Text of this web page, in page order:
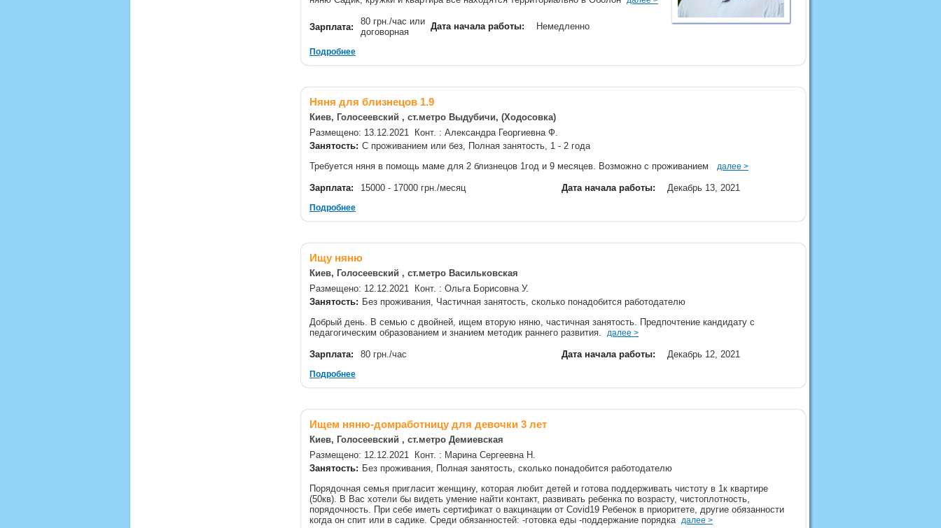
Зарплата:
80 грн./час или
договорная
Дата начала работы: Немедленно
Подробнее
Няня для близнецов 1.9
Киев, Голосеевский , ст.метро Выдубичи, (Ходосовка)
Размещено: 13.12.2021 Конт. : Александра Георгиевна Ф.
Занятость: С проживанием или без, Полная занятость, 1 - 2 года
Требуется няня в помощь маме для 2 близнецов 1год и 9 месяцев. Возможно с проживанием далее >
Зарплата: 15000 - 17000 грн./месяц Дата начала работы: Декабрь 13, 2021
Подробнее
Ищу няню
Киев, Голосеевский , ст.метро Васильковская
Размещено: 12.12.2021 Конт. : Ольга Борисовна У.
Занятость: Без проживания, Частичная занятость, сколько понадобится работодателю
Добрый день. В семью с двойней, ищем вторую няню, частичная занятость. Предпочтение кандидату с
педагогическим образованием и знанием методик раннего развития. далее >
Зарплата: 80 грн./час Дата начала работы: Декабрь 12, 2021
Подробнее
Ищем няню-домработницу для девочки 3 лет
Киев, Голосеевский , ст.метро Демиевская
Размещено: 12.12.2021 Конт. : Марина Сергеевна Н.
Занятость: Без проживания, Полная занятость, сколько понадобится работодателю
Порядочная семья пригласит женщину, которая любит детей и готова поддерживать чистоту в 1к квартире
(50кв). В Вас хотели бы видеть умение найти контакт, развивать ребенка по возрасту, чистоплотность,
порядочность. При себе иметь сертификат о вакцинации от Covid19 Ребенок в приоритете, другие обязанности
когда он спит или в садике. Среди обязанностей: -готовка еды -поддержание порядка далее >